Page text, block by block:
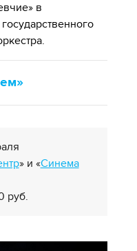
в
» и «Синема
руб.